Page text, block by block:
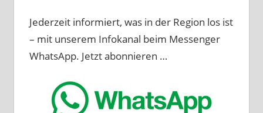
Jederzeit informiert, was in der Region los ist
– mit unserem Infokanal beim Messenger
WhatsApp. Jetzt abonnieren …